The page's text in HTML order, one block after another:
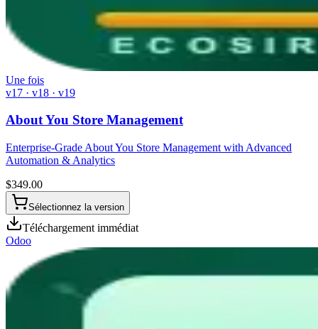
Une fois
v17 · v18 · v19
About You Store Management
Enterprise-Grade About You Store Management with Advanced
Automation & Analytics
$349.00
Sélectionnez la version
Téléchargement immédiat
Odoo